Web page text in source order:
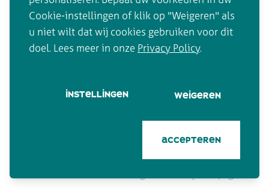
sitemap
home
leuke links
agenda
privacybeleid
Cookie-instellingen of klik op "Weigeren" als
u niet wilt dat wij cookies gebruiken voor dit
doel. Lees meer in onze Privacy Policy.
instellingen weigeren
accepteren